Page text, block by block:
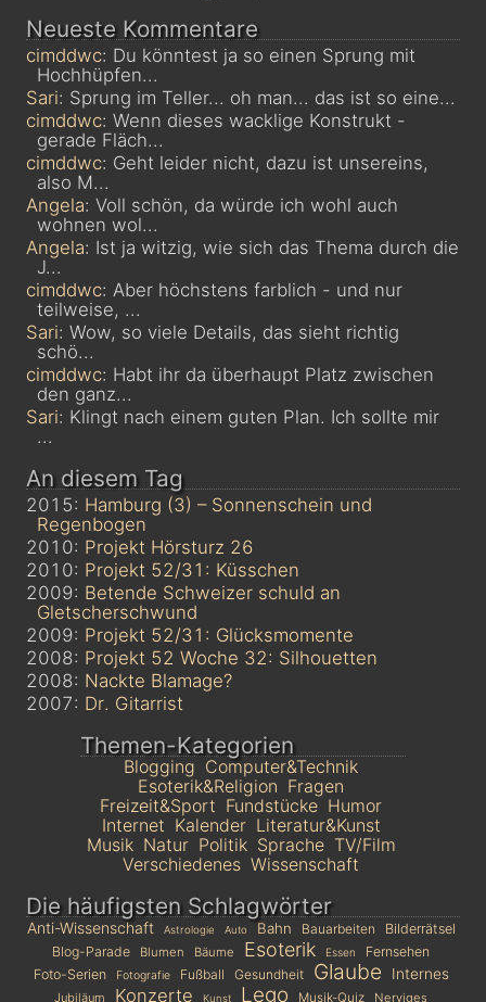
Neueste Kommentare
cimddwc: Du könntest ja so einen Sprung mit
Hochhüpfen...
Sari: Sprung im Teller... oh man... das ist so eine...
cimddwc: Wenn dieses wacklige Konstrukt -
gerade Fläch...
cimddwc: Geht leider nicht, dazu ist unsereins,
also M...
Angela: Voll schön, da würde ich wohl auch
wohnen wol...
Angela: Ist ja witzig, wie sich das Thema durch die
J...
cimddwc: Aber höchstens farblich - und nur
teilweise, ...
Sari: Wow, so viele Details, das sieht richtig
schö...
cimddwc: Habt ihr da überhaupt Platz zwischen
den ganz...
Sari: Klingt nach einem guten Plan. Ich sollte mir
...
An diesem Tag
2015: Hamburg (3) – Sonnenschein und
Regenbogen
2010: Projekt Hörsturz 26
2010: Projekt 52/31: Küsschen
2009: Betende Schweizer schuld an
Gletscherschwund
2009: Projekt 52/31: Glücksmomente
2008: Projekt 52 Woche 32: Silhouetten
2008: Nackte Blamage?
2007: Dr. Gitarrist
Themen-Kategorien
Blogging Computer&Technik
Esoterik&Religion Fragen
Freizeit&Sport Fundstücke Humor
Internet Kalender Literatur&Kunst
Musik Natur Politik Sprache TV/Film
Verschiedenes Wissenschaft
Die häufigsten Schlagwörter
Anti-Wissenschaft Astrologie Auto Bahn Bauarbeiten
Bilderrätsel
Blog-Parade
Blumen Bäume Esoterik Essen
Fernsehen
Foto-Serien
Fotografie Fußball Gesundheit Glaube Internes
Jubiläum Konzerte Kunst Lego Musik-Quiz Nerviges